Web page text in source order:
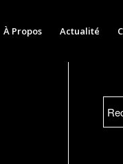
À Propos Actualité